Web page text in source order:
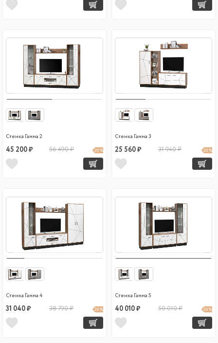
Стенка Гамма 2
45 200 ₽ 56 490 ₽ 20 %
Стенка Гамма 3
25 560 ₽ 31 940 ₽ 20 %
Стенка Гамма 4
31 040 ₽ 38 790 ₽ 20 %
Стенка Гамма 5
40 010 ₽ 50 010 ₽ 20 %